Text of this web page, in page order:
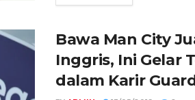
Bawa Man City
Inggris, Ini Gelar
dalam Karir